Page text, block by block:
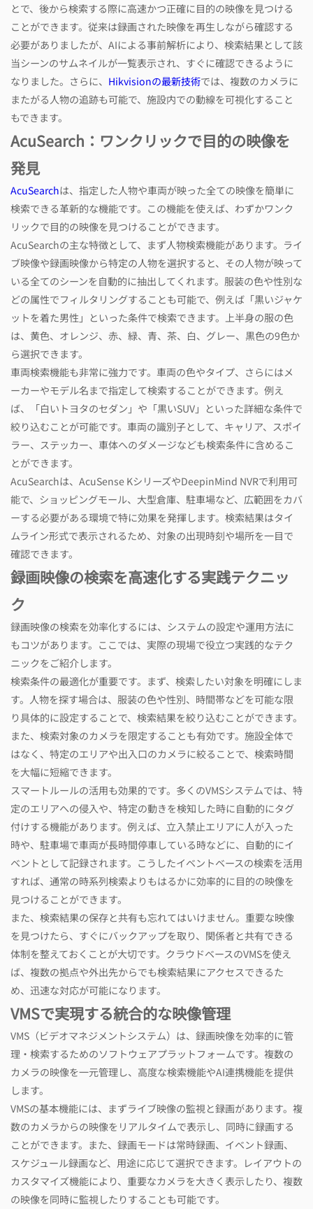
とで、後から検索する際に高速かつ正確に目的の映像を見つける
ことができます。従来は録画された映像を再生しながら確認する
必要がありましたが、AIによる事前解析により、検索結果として該
当シーンのサムネイルが一覧表示され、すぐに確認できるように
なりました。さらに、 Hikvisionの最新技術では、複数のカメラに
またがる人物の追跡も可能で、施設内での動線を可視化すること
もできます。
AcuSearch：ワンクリックで目的の映像を
発見
AcuSearchは、指定した人物や車両が映った全ての映像を簡単に
検索できる革新的な機能です。この機能を使えば、わずかワンク
リックで目的の映像を見つけることができます。
AcuSearchの主な特徴として、まず人物検索機能があります。ライ
ブ映像や録画映像から特定の人物を選択すると、その人物が映って
いる全てのシーンを自動的に抽出してくれます。服装の色や性別な
どの属性でフィルタリングすることも可能で、例えば「黒いジャケ
ットを着た男性」といった条件で検索できます。上半身の服の色
は、黄色、オレンジ、赤、緑、青、茶、白、グレー、黒色の9色か
ら選択できます。
車両検索機能も非常に強力です。車両の色やタイプ、さらにはメ
ーカーやモデル名まで指定して検索することができます。例え
ば、「白いトヨタのセダン」や「黒いSUV」といった詳細な条件で
絞り込むことが可能です。車両の識別子として、キャリア、スポイ
ラー、ステッカー、車体へのダメージなども検索条件に含めるこ
とができます。
AcuSearchは、AcuSense KシリーズやDeepinMind NVRで利用可
能で、ショッピングモール、大型倉庫、駐車場など、広範囲をカバ
ーする必要がある環境で特に効果を発揮します。検索結果はタイ
ムライン形式で表示されるため、対象の出現時刻や場所を一目で
確認できます。
録画映像の検索を高速化する実践テクニッ
ク
録画映像の検索を効率化するには、システムの設定や運用方法に
もコツがあります。ここでは、実際の現場で役立つ実践的なテク
ニックをご紹介します。
検索条件の最適化が重要です。まず、検索したい対象を明確にしま
す。人物を探す場合は、服装の色や性別、時間帯などを可能な限
り具体的に設定することで、検索結果を絞り込むことができます。
また、検索対象のカメラを限定することも有効です。施設全体で
はなく、特定のエリアや出入口のカメラに絞ることで、検索時間
を大幅に短縮できます。
スマートルールの活用も効果的です。多くのVMSシステムでは、特
定のエリアへの侵入や、特定の動きを検知した時に自動的にタグ
付けする機能があります。例えば、立入禁止エリアに人が入った
時や、駐車場で車両が長時間停車している時などに、自動的にイ
ベントとして記録されます。こうしたイベントベースの検索を活用
すれば、通常の時系列検索よりもはるかに効率的に目的の映像を
見つけることができます。
また、検索結果の保存と共有も忘れてはいけません。重要な映像
を見つけたら、すぐにバックアップを取り、関係者と共有できる
体制を整えておくことが大切です。クラウドベースのVMSを使え
ば、複数の拠点や外出先からでも検索結果にアクセスできるた
め、迅速な対応が可能になります。
VMSで実現する統合的な映像管理
VMS（ビデオマネジメントシステム）は、録画映像を効率的に管
理・検索するためのソフトウェアプラットフォームです。複数の
カメラの映像を一元管理し、高度な検索機能やAI連携機能を提供
します。
VMSの基本機能には、まずライブ映像の監視と録画があります。複
数のカメラからの映像をリアルタイムで表示し、同時に録画する
ことができます。また、録画モードは常時録画、イベント録画、
スケジュール録画など、用途に応じて選択できます。レイアウトの
カスタマイズ機能により、重要なカメラを大きく表示したり、複数
の映像を同時に監視したりすることも可能です。